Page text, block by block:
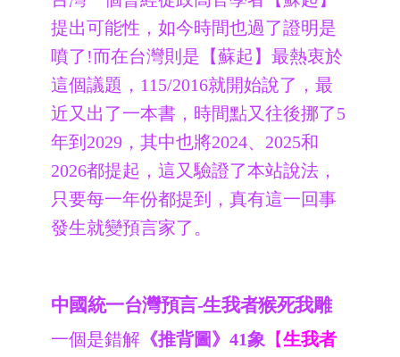
提出可能性，如今時間也過了證明是
噴了!而在台灣則是【蘇起】最熱衷於
這個議題，115/2016就開始說了，最
近又出了一本書，時間點又往後挪了5
年到2029，其中也將2024、2025和
2026都提起，這又驗證了本站說法，
只要每一年份都提到，真有這一回事
發生就變預言家了。
中國統一台灣預言-生我者猴死我雕
一個是錯解《推背圖》41象 【生我者